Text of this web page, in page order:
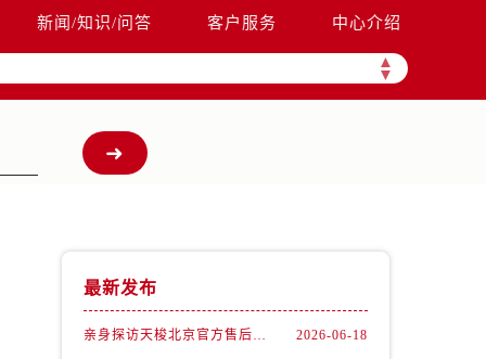
新闻/知识/问答 客户服务 中心介绍
▲
▼
最新发布
亲身探访天梭北京官方售后服务中心｜官方地址及联系电话（2026年6月最新） 2026-06-18